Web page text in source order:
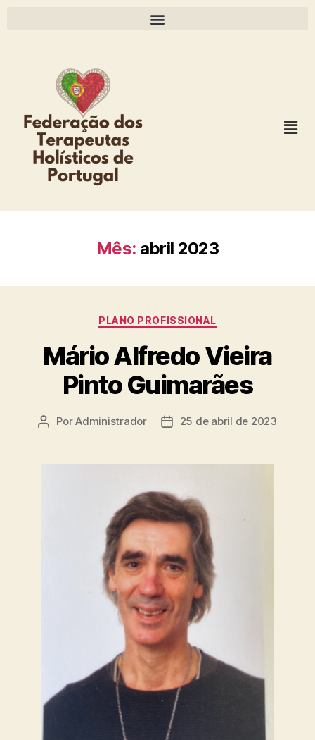
Mês: abril 2023
PLANO PROFISSIONAL
Mário Alfredo Vieira
Pinto Guimarães
PorAdministrador 25 de abril de 2023